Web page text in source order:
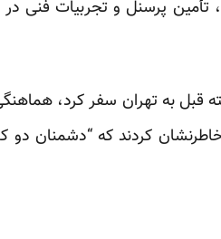
پرسنل و تجربیات فنی
قبل به تهران سفر کرد،
کردند که “دشمنان دو